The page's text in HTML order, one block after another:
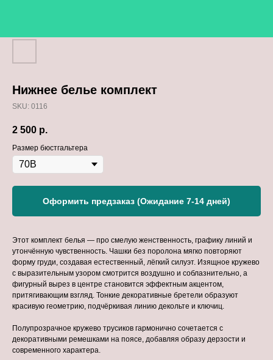
Нижнее белье комплект
SKU: 0116
2 500 р.
Размер бюстгальтера
Оформить предзаказ (Ожидание 7-14 дней)
Этот комплект белья — про смелую женственность, графику линий и
утончённую чувственность. Чашки без поролона мягко повторяют
форму груди, создавая естественный, лёгкий силуэт. Изящное кружево
с выразительным узором смотрится воздушно и соблазнительно, а
фигурный вырез в центре становится эффектным акцентом,
притягивающим взгляд. Тонкие декоративные бретели образуют
красивую геометрию, подчёркивая линию декольте и ключиц.
Полупрозрачное кружево трусиков гармонично сочетается с
декоративными ремешками на поясе, добавляя образу дерзости и
современного характера.